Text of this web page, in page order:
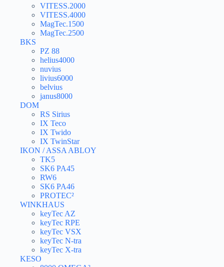
VITESS.2000
VITESS.4000
MagTec.1500
MagTec.2500
BKS
PZ 88
helius4000
nuvius
livius6000
belvius
janus8000
DOM
RS Sirius
IX Teco
IX Twido
IX TwinStar
IKON / ASSA ABLOY
TK5
SK6 PA45
RW6
SK6 PA46
PROTEC²
WINKHAUS
keyTec AZ
keyTec RPE
keyTec VSX
keyTec N-tra
keyTec X-tra
KESO